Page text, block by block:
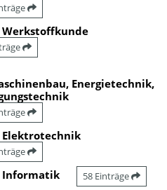
Werkstoffkunde
Energietechnik,
Elektrotechnik
Informatik 58 Einträge